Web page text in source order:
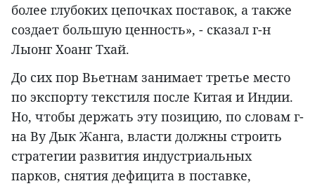
более глубоких цепочках поставок, а также
создает большую ценность», - сказал г-н
Лыонг Хоанг Тхай.
До сих пор Вьетнам занимает третье место
по экспорту текстиля после Китая и Индии.
Но, чтобы держать эту позицию, по словам г-
на Ву Дык Жанга, власти должны строить
стратегии развития индустриальных
парков, снятия дефицита в поставке,